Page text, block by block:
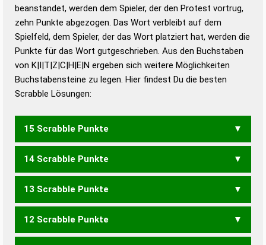
Duden – Standardwerk in 12 Bänden
Duden – Richtiges und gutes
Deutsch
Duden – Die deutsche Grammatik
Duden – Deutsches
beanstandet, werden dem Spieler, der den Protest vortrug,
zehn Punkte abgezogen. Das Wort verbleibt auf dem
Spielfeld, dem Spieler, der das Wort platziert hat, werden die
Punkte für das Wort gutgeschrieben. Aus den Buchstaben
von K|I|T|Z|C|H|E|N ergeben sich weitere Möglichkeiten
Buchstabensteine zu legen. Hier findest Du die besten
Scrabble Lösungen:
15 Scrabble Punkte
ZICKTEN
14 Scrabble Punkte
ZICKEN ZICKET ZICKTE
13 Scrabble Punkte
ZECKT ZICKE ZICKT KNECHT
12 Scrabble Punkte